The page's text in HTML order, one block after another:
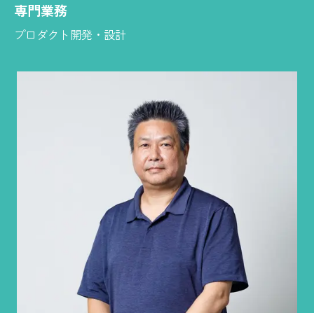
専門業務
プロダクト開発・設計